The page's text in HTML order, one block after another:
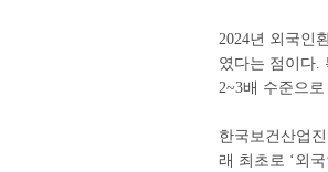
2024년 외국인
였다는 점이다.
2~3배 수준으
한국보건산업
래 최초로 ‘외